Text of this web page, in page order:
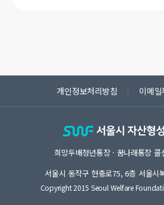
개인정보처리방침 이메
희망두배청년통장 · 꿈나래통장 콜
서울시 동작구 현충로75, 6층 서울시
Copyright 2015 Seoul Welfare